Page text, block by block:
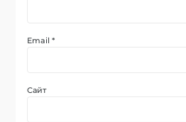
Email*
Сайт